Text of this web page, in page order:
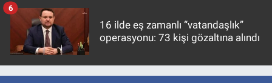
16 ilde eş zamanlı “vatandaşlık”
operasyonu: 73 kişi gözaltına alındı
6